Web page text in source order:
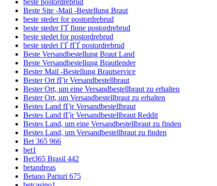
beste postordrebrud
Beste Site -Mail -Bestellung Braut
beste steder for postordrebrud
beste steder ГҐ finne postordrebrud
beste stedet for postordrebrud
beste stedet ГҐ fГҐ postordrebrud
Beste Versandbestellung Braut Land
Beste Versandbestellung Brautlender
Bester Mail -Bestellung Brautservice
Bester Ort fГјr Versandbestellbraut
Bester Ort, um eine Versandbestellbraut zu erhalten
Bester Ort, um Versandbestellbraut zu erhalten
Bestes Land fГјr Versandbestellbraut
Bestes Land fГјr Versandbestellbraut Reddit
Bestes Land, um eine Versandbestellbraut zu finden
Bestes Land, um Versandbestellbraut zu finden
Bet 365 966
bet1
Bet365 Brasil 442
betandreas
Betano Pariuri 675